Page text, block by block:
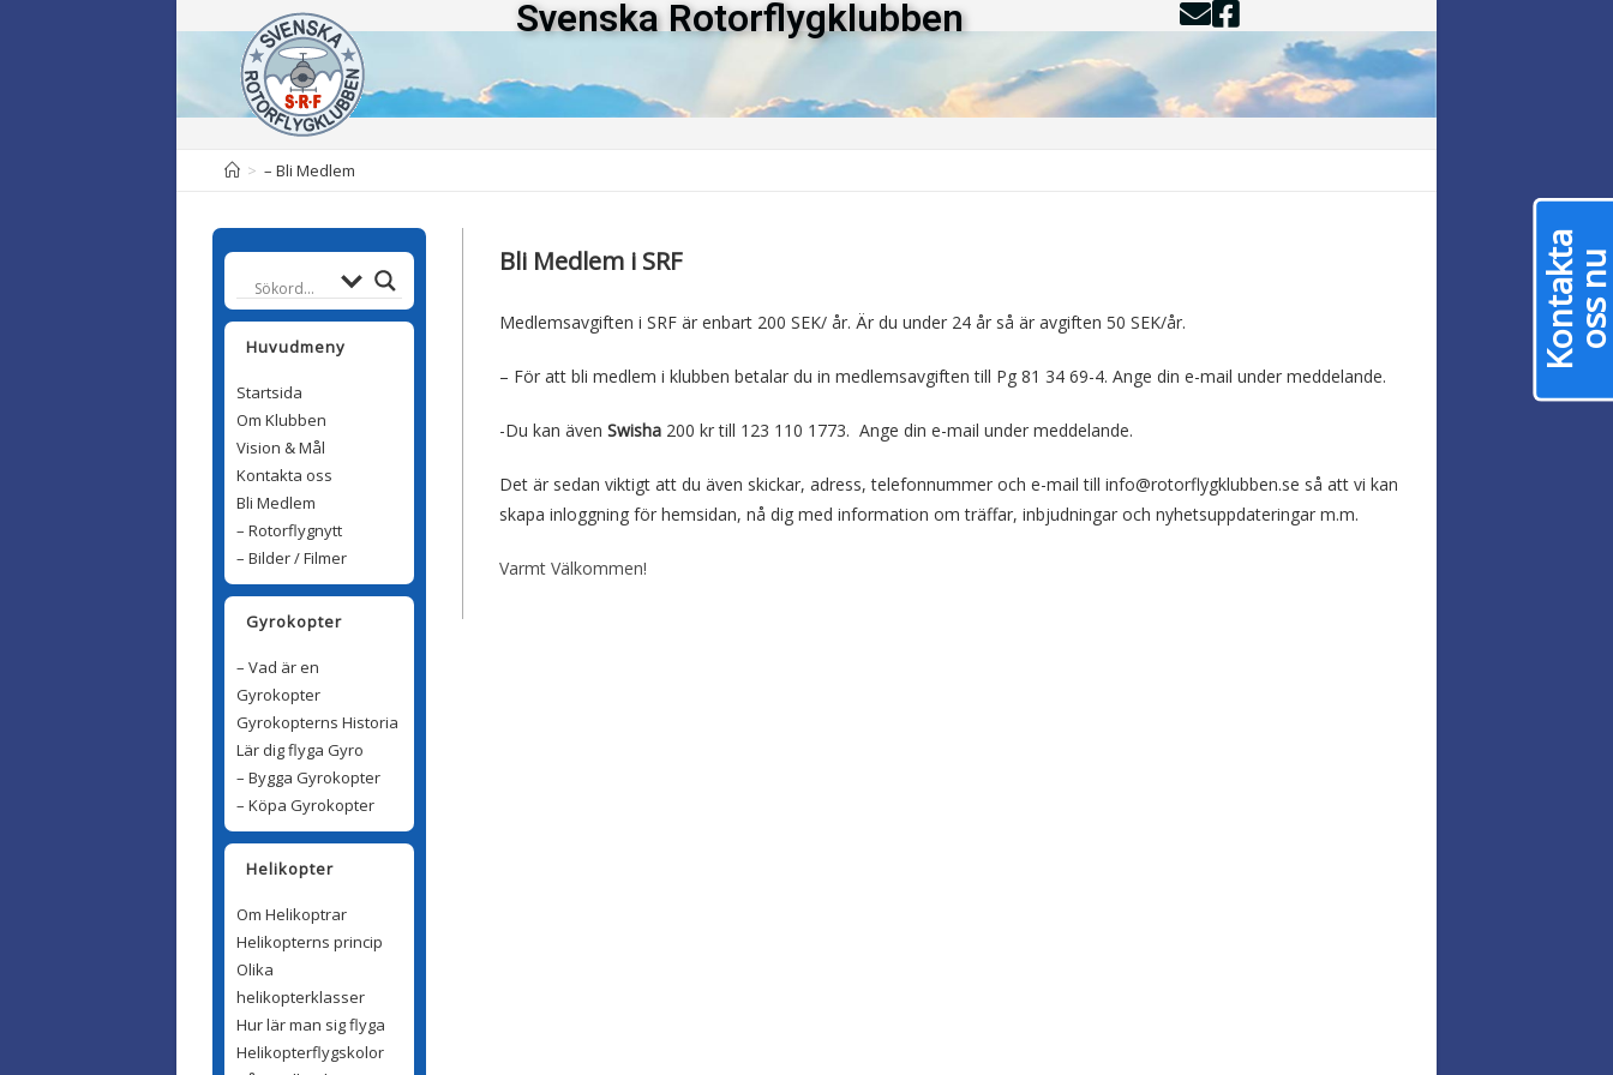
Svenska Rotorflygklubben
> – Bli Medlem
Bli Medlem i SRF
Medlemsavgiften i SRF är enbart 200 SEK/ år. Är du under 24 år så är avgiften 50 SEK/år.
– För att bli medlem i klubben betalar du in medlemsavgiften till Pg 81 34 69-4. Ange din e-mail under meddelande.
-Du kan även Swisha200 kr till 123 110 1773. Ange din e-mail under meddelande.
Det är sedan viktigt att du även skickar, adress, telefonnummer och e-mail till info@rotorflygklubben.se så att vi kan
skapa inloggning förhemsidan, nå dig med information om träffar, inbjudningar och nyhetsuppdateringar m.m.
Varmt Välkommen!
Huvudmeny
Startsida
Om Klubben
Vision & Mål
Kontakta oss
Bli Medlem
– Rotorflygnytt
– Bilder / Filmer
Gyrokopter
– Vad är en
Gyrokopter
Gyrokopterns Historia
Lär dig flyga Gyro
– Bygga Gyrokopter
– Köpa Gyrokopter
Helikopter
Om Helikoptrar
Helikopterns princip
Olika
helikopterklasser
Hur lär man sig flyga
Helikopterflygskolor
K
o
n
t
a
k
a
o
s
s
n